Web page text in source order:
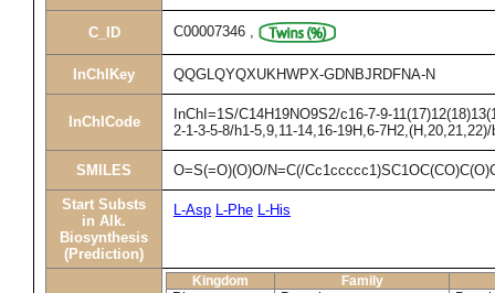
C_ID C00007346 ,
InChIKey QQGLQYQXUKHWPX-GDNBJRDFNA-N
InChICode
InChI=1S/C14H19NO9S2/c16-7-9-
2-1-3-5-8/h1-5,9,11-14,16-19H,6-
SMILES O=S(=O)(O)O/N=C(/
Start Substs
in Alk.
Biosynthesis
(Prediction)
L-Asp L-Phe L-His
Kingdom Family